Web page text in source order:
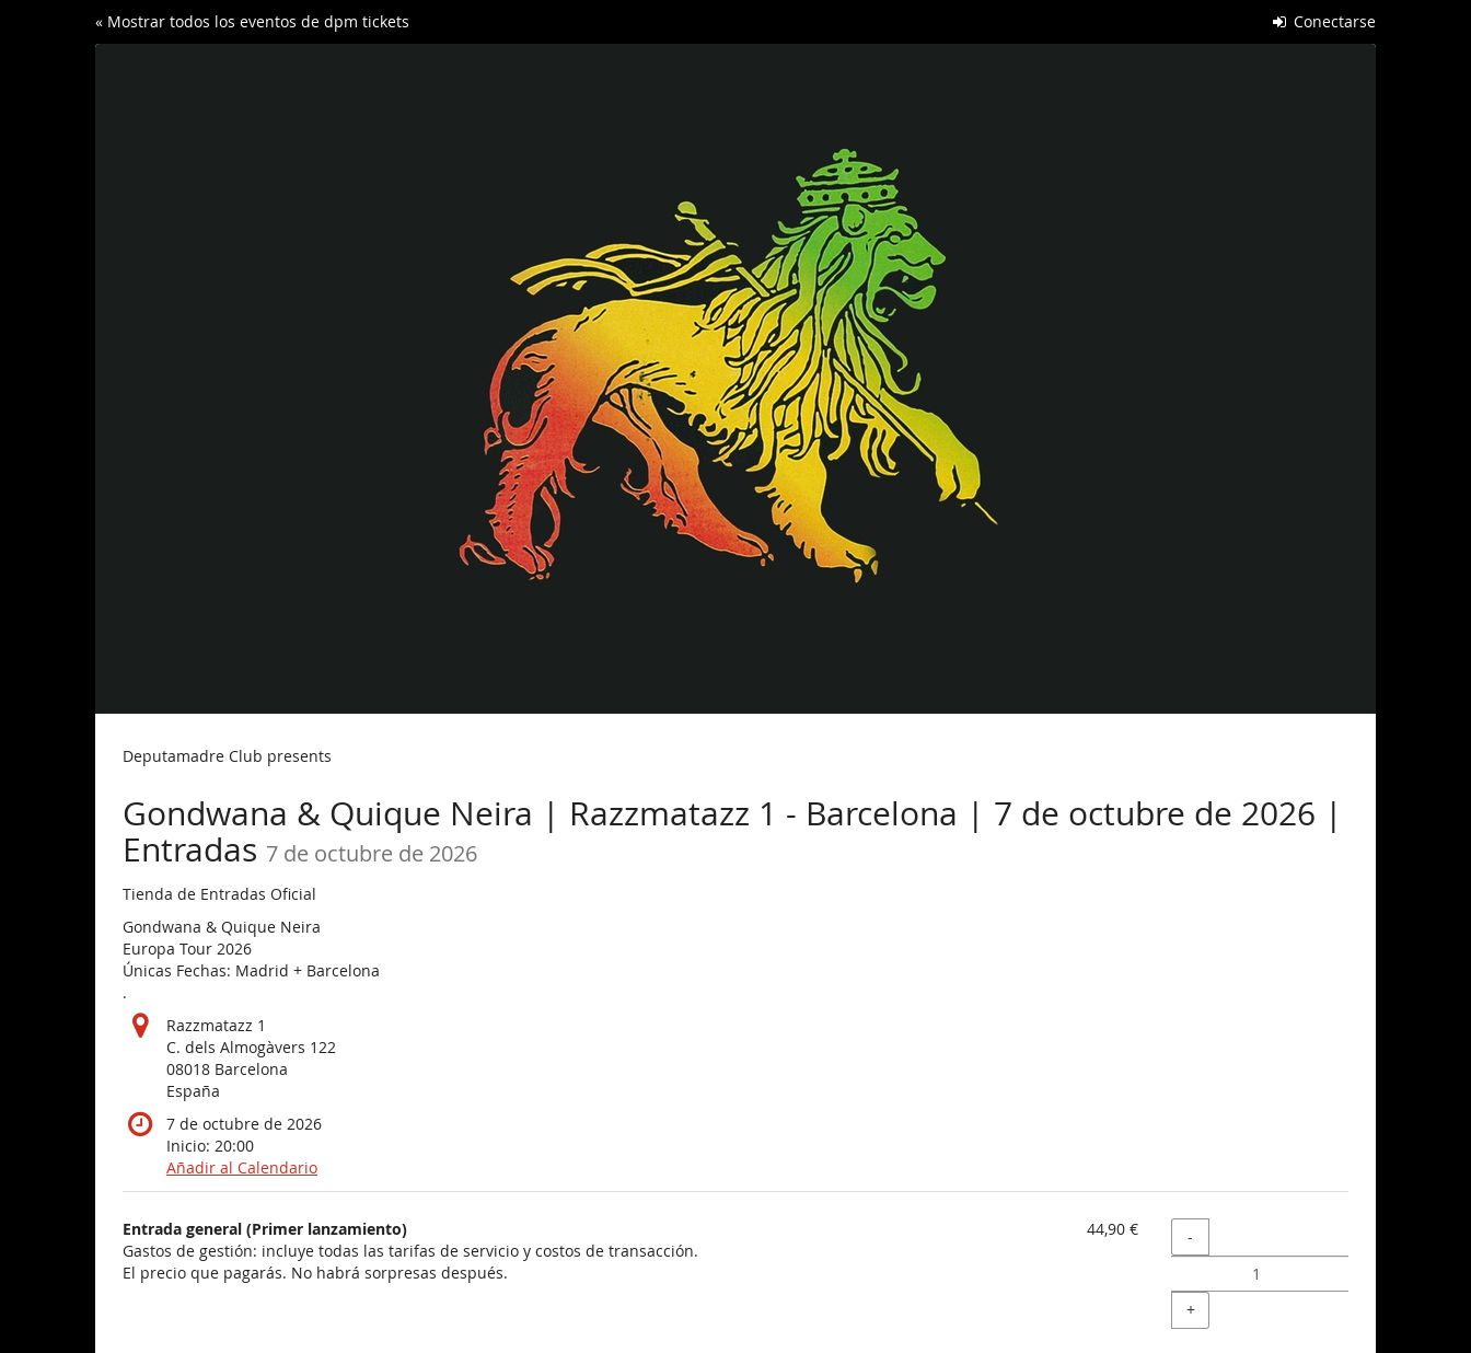
Conectarse
« Mostrar todos los eventos de dpm tickets
Deputamadre Club presents
Gondwana & Quique Neira | Razzmatazz 1 - Barcelona | 7 de octubre de 2026 |
Entradas 7 de octubre de 2026
Tienda de Entradas Oficial
Gondwana & Quique Neira
Europa Tour 2026
Únicas Fechas: Madrid + Barcelona
.
Razzmatazz 1
C. dels Almogàvers 122
08018 Barcelona
España
7 de octubre de 2026
Inicio: 20:00
Añadir al Calendario
Productos
Artículos
sin
Entrada general (Primer lanzamiento)
Gastos de gestión: incluye todas las tarifas de servicio y costos de transacción.
El precio que pagarás. No habrá sorpresas después.
44,90 € Cantidad
-
+